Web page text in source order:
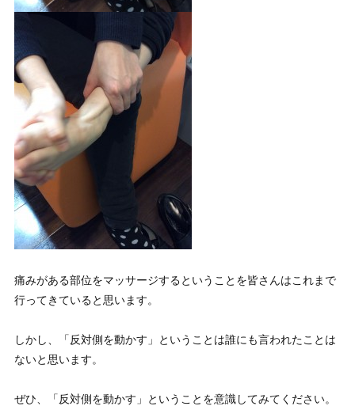
痛みがある部位をマッサージするということを皆さんはこれまで
行ってきていると思います。
しかし、 「反対側を動かす」 ということは誰にも言われたことは
ないと思います。
ぜひ、「反対側を動かす」ということを意識してみてください。